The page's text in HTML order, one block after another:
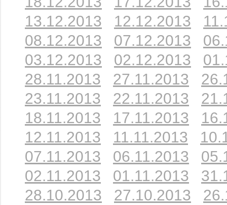
13.12.2013
12.12.2013
08.12.2013
07.12.2013
03.12.2013
02.12.2013
28.11.2013
27.11.2013
23.11.2013
22.11.2013
18.11.2013
17.11.2013
12.11.2013
11.11.2013
07.11.2013
06.11.2013
02.11.2013
01.11.2013
28.10.2013
27.10.2013